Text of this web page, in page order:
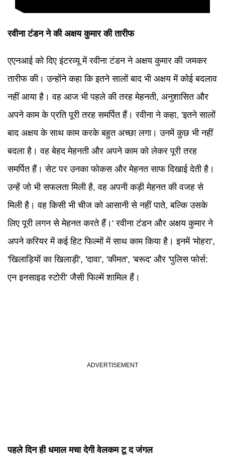
रवीना टंडन ने की अक्षय कुमार की तारीफ
एएनआई को दिए इंटरव्यू में रवीना टंडन ने अक्षय कुमार की जमकर
तारीफ की। उन्होंने कहा कि इतने सालों बाद भी अक्षय में कोई बदलाव
नहीं आया है। वह आज भी पहले की तरह मेहनती, अनुशासित और
अपने काम के प्रति पूरी तरह समर्पित हैं। रवीना ने कहा, 'इतने सालों
बाद अक्षय के साथ काम करके बहुत अच्छा लगा। उनमें कुछ भी नहीं
बदला है। वह बेहद मेहनती और अपने काम को लेकर पूरी तरह
समर्पित हैं। सेट पर उनका फोकस और मेहनत साफ दिखाई देती है।
उन्हें जो भी सफलता मिली है, वह अपनी कड़ी मेहनत की वजह से
मिली है। वह किसी भी चीज को आसानी से नहीं पाते, बल्कि उसके
लिए पूरी लगन से मेहनत करते हैं।' रवीना टंडन और अक्षय कुमार ने
अपने करियर में कई हिट फिल्मों में साथ काम किया है। इनमें 'मोहरा',
'खिलाड़ियों का खिलाड़ी', 'दावा', 'कीमत', 'बरूद' और 'पुलिस फोर्स:
एन इनसाइड स्टोरी' जैसी फिल्में शामिल हैं।
पहले दिन ही धमाल मचा देगी वेलकम टू द जंगल